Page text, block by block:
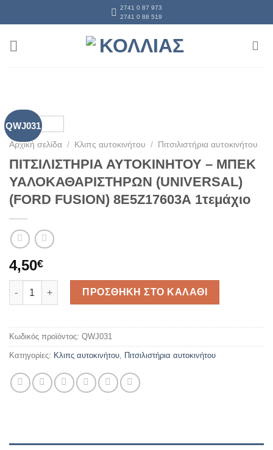
to
2741 0 87 973
2741 0 88 519
QWJ031
Αρχική σελίδα / Κλιπς αυτοκινήτου / Πιτσιλιστήρια αυτοκινήτου
ΠΙΤΣΙΛΙΣΤΗΡΙΑ ΑΥΤΟΚΙΝΗΤΟΥ – ΜΠΕΚ
ΥΑΛΟΚΑΘΑΡΙΣΤΗΡΩΝ (UNIVERSAL)
(FORD FUSION) 8Ε5Ζ17603Α 1τεμάχιο
4,50€
ΠΙΤΣΙΛΙΣΤΗΡΙΑ ΑΥΤΟΚΙΝΗΤΟΥ - ΜΠΕΚ ΥΑΛΟΚΑΘΑΡΙΣΤΗΡΩΝ
ΠΡΟΣΘΉΚΗ ΣΤΟ ΚΑΛΆΘΙ
Κωδικός προϊόντος: QWJ031
Κατηγορίες: Κλιπς αυτοκινήτου, Πιτσιλιστήρια αυτοκινήτου